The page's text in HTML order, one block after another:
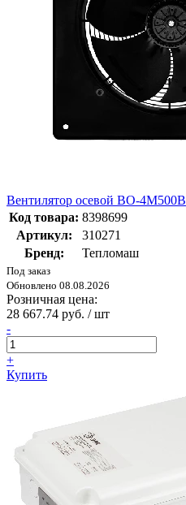
Вентилятор осевой ВО-4М500В
Код товара: 8398699
Артикул:
310271
Бренд:
Тепломаш
Под заказ
Обновлено 08.08.2026
Розничная цена:
28 667.74 руб. / шт
-
+
Купить